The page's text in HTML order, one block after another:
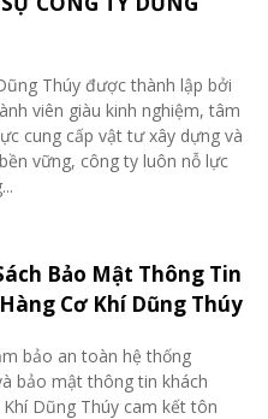
Thúy được thành lập bởi
viên giàu kinh nghiệm, tâm
cung cấp vật tư xây dựng và
vững, công ty luôn nỗ lực
Bảo Mật Thông Tin
Cơ Khí Dũng Thúy
bảo an toàn hệ thống
bảo mật thông tin khách
Dũng Thúy cam kết tôn